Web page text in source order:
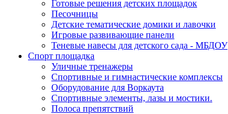
Готовые решения детских площадок
Песочницы
Детские тематические домики и лавочки
Игровые развивающие панели
Теневые навесы для детского сада - МБДОУ
Спорт площадка
Уличные тренажеры
Спортивные и гимнастические комплексы
Оборудование для Воркаута
Спортивные элементы, лазы и мостики.
Полоса препятствий